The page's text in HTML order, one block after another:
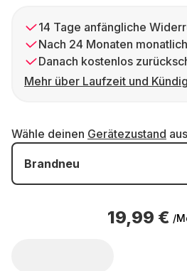
14 Tage anfängliche
Nach 24 Monaten
Danach kostenlos
Mehr über Laufzeit und
Wähle deinen Gerätezustand aus
Brandneu
19,99 € /